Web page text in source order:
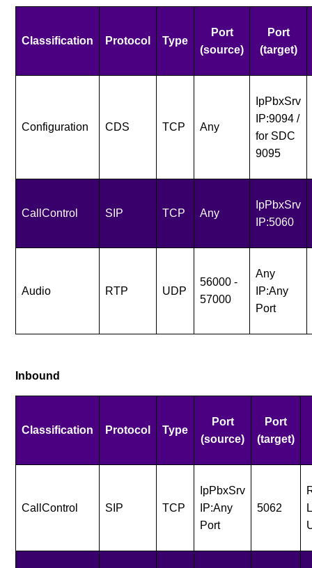
Classification Protocol Type
Port
(source)
Port
(target)
Configuration CDS TCP Any
IpPbxSrv
IP:9094 /
for SDC
9095
CallControl SIP TCP Any
IpPbxSrv
IP:5060
Audio RTP UDP
56000 -
57000
Any
IP:Any
Port
Inbound
Classification Protocol Type
Port
(source)
Port
(target)
CallControl SIP TCP
IpPbxSrv
IP:Any
Port
5062